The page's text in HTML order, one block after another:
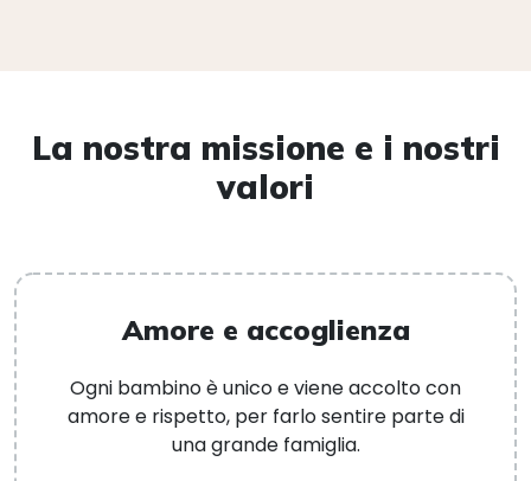
La nostra missione e i nostri
valori
Amore e accoglienza
Ogni bambino è unico e viene accolto con
amore e rispetto, per farlo sentire parte di
una grande famiglia.